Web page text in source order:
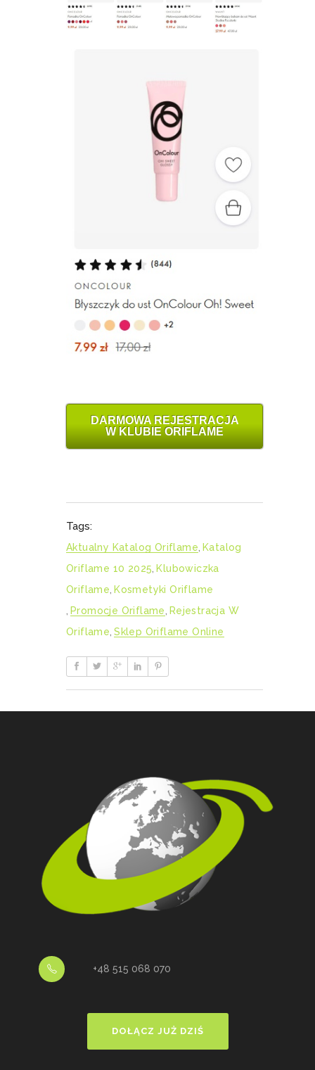
DARMOWA REJESTRACJA
W KLUBIE ORIFLAME
Tags:
Aktualny Katalog Oriflame, Katalog
Oriflame 10 2025, Klubowiczka
Oriflame, Kosmetyki Oriflame
, Promocje Oriflame, Rejestracja W
Oriflame, Sklep Oriflame Online
+48 515 068 070
DOŁĄCZ JUŻ DZIŚ